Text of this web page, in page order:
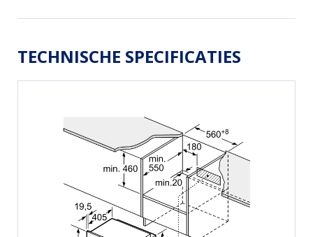
TECHNISCHE SPECIFICATIES